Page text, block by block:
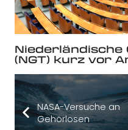
(NGT) kurz vor
NASA-Versuche an
Gehörlosen